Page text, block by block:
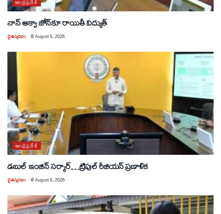
ఆంధ్రప్రదేశ్
నాన్ ఆక్వా జోన్‌కూ రాయితీ విద్యుత్
చైతన్యరధం @August 5, 2026
ఆంధ్రప్రదేశ్
డబుల్ ఇంజిన్ సర్కార్…ట్రిపుల్ రీజియన్ ప్రణాళిక
చైతన్యరధం @August 5, 2026